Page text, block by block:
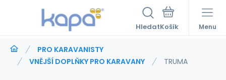
Hledat Menu
PRO KARAVANISTY
VNĚJŠÍ DOPLŇKY PRO KARAVANY
TRUMA